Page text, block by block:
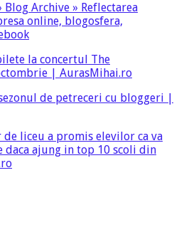
Blog Archive » Reflectarea
online, blogosfera,
la concertul The
| AurasMihai.ro
de petreceri cu bloggeri |
de liceu a promis elevilor ca va
daca ajung in top 10 scoli din